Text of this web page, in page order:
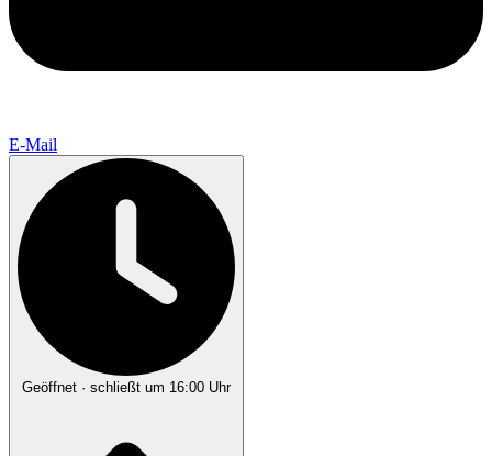
E-Mail
Geöffnet · schließt um 16:00 Uhr